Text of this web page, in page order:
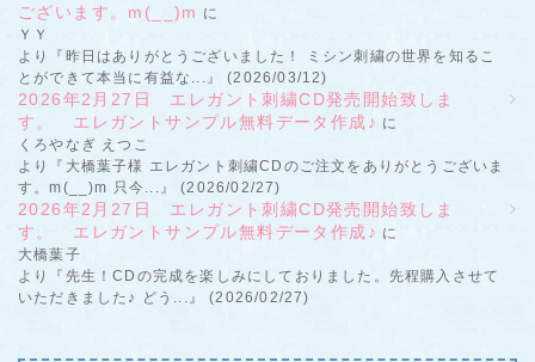
ございます。m(__)m に
ＹＹ
より『昨日はありがとうございました！ ミシン刺繍の世界を知るこ
とができて本当に有益な...』 (2026/03/12)
2026年2月27日 エレガント刺繍CD発売開始致しま
す。 エレガントサンプル無料データ作成♪ に
くろやなぎ えつこ
より『大橋葉子様 エレガント刺繍CDのご注文をありがとうございま
す。m(__)m 只今...』 (2026/02/27)
2026年2月27日 エレガント刺繍CD発売開始致しま
す。 エレガントサンプル無料データ作成♪ に
大橋葉子
より『先生！CDの完成を楽しみにしておりました。先程購入させて
いただきました♪ どう...』 (2026/02/27)